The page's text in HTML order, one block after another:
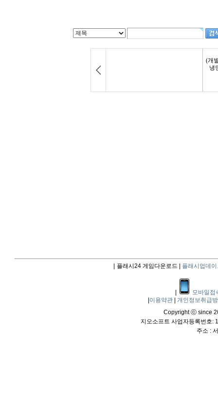
플래시24 게임다운로드 | 플래시업데이
모바일접
이용약관
개인정보취급
Copyright ⓒ since
지오소프트 사업자등록번호:
주소 :